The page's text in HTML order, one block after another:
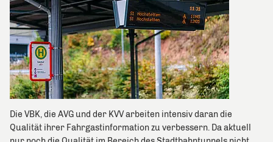
Die VBK, die AVG und der KVV arbeiten intensiv daran die
Qualität ihrer Fahrgastinformation zu verbessern. Da aktuell